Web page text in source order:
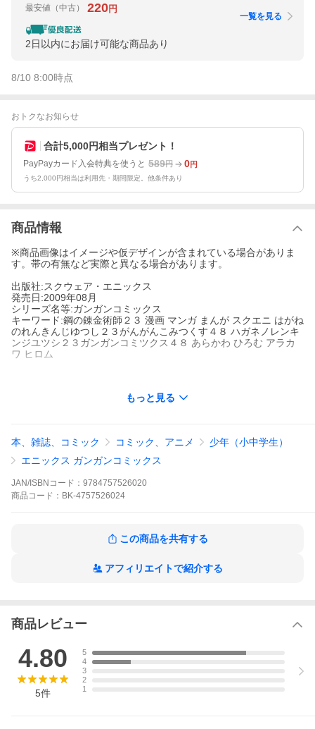
最安値 （中古） 220円
2日以内にお届け可能な商品あり
一覧を見る
8/10 8:00時点
おトクなお知らせ
合計5,000円相当プレゼント！
PayPayカード入会特典を使うと 589円 0円
うち2,000円相当は利用先・期間限定。他条件あり
商品情報
※商品画像はイメージや仮デザインが含まれている場合がありま
す。帯の有無など実際と異なる場合があります。
出版社:スクウェア・エニックス
発売日:2009年08月
シリーズ名等:ガンガンコミックス
キーワード:鋼の錬金術師２３ 漫画 マンガ まんが スクエニ はがね
のれんきんじゆつし２３がんがんこみつくす４８ ハガネノレンキ
ンジユツシ２３ガンガンコミツクス４８ あらかわ ひろむ アラカ
ワ ヒロム
スクウェア・エニックス
もっと見る
本、雑誌、コミック コミック、アニメ
少年（小中学生）
エニックス ガンガンコミックス
JAN/ISBNコード： 9784757526020
商品 コード： BK-4757526024
この商品を共有する
アフィリエイトで紹介する
商品レビュー
4.80
5件
5
4
3
2
1